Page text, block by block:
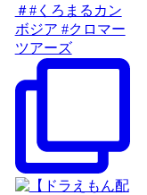
＃#くろまるカン
ボジア #クロマー
ツアーズ